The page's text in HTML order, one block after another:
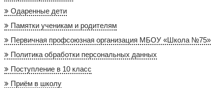
Одаренные дети
Памятки ученикам и родителям
Первичная профсоюзная организация МБОУ «Школа №75»
Политика обработки персональных данных
Поступление в 10 класс
Приём в школу